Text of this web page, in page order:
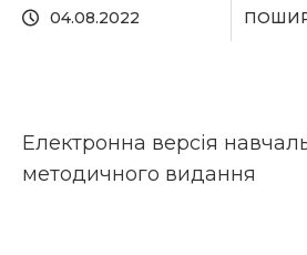
04.08.2022
Електронна версія
методичного видання